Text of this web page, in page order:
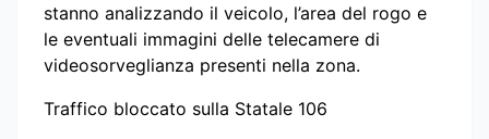
stanno analizzando il veicolo, l’area del rogo e
le eventuali immagini delle telecamere di
videosorveglianza presenti nella zona.
Traffico bloccato sulla Statale 106